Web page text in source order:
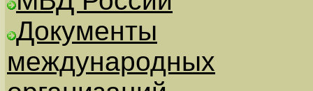
Документы
международных